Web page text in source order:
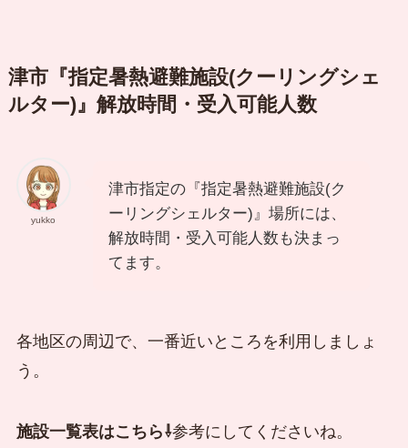
津市『指定暑熱避難施設(クーリングシェ
ルター)』解放時間・受入可能人数
yukko
津市指定の『指定暑熱避難施設(ク
ーリングシェルター)』場所には、
解放時間・受入可能人数も決まっ
てます。
各地区の周辺で、一番近いところを利用しましょ
う。
施設一覧表はこちら⇩参考にしてくださいね。